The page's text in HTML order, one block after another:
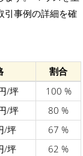
引事例の詳細を確
割合
/坪
100 %
/坪
80 %
/坪
67 %
/坪 62 %